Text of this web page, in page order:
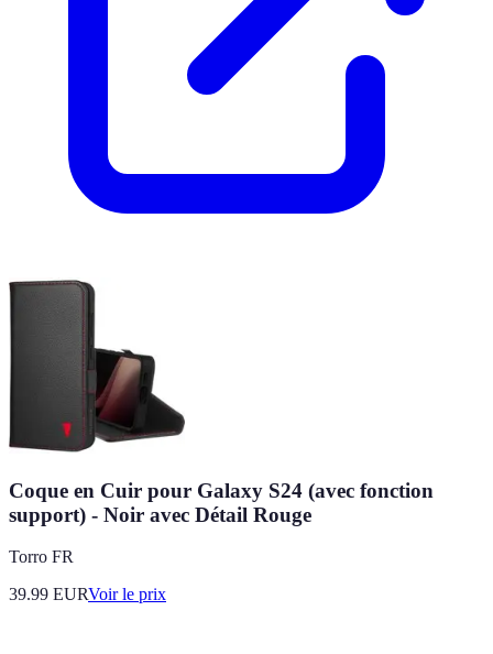
Coque en Cuir pour Galaxy S24 (avec fonction
support) - Noir avec Détail Rouge
Torro FR
39.99 EURVoir le prix